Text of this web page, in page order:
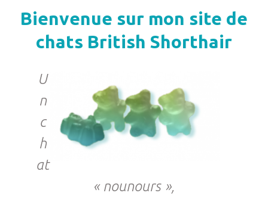
Bienvenue sur mon site de
chats British Shorthair
U
n
c
h
at
« nounours »,